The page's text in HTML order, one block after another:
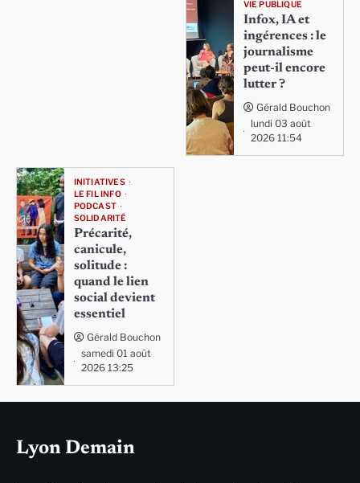
VIE PUBLIQUE
Infox, IA et
ingérences : le
journalisme
peut-il encore
lutter ?
Gérald Bouchon
lundi 03 août
2026 11:54
INITIATIVES
LE FIL INFO
PODCAST
SOLIDARITÉ
Précarité,
canicule,
solitude :
quand le lien
social devient
essentiel
Gérald Bouchon
samedi 01 août
2026 13:25
Lyon Demain